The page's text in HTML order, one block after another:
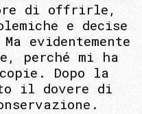
di offrirle,
e decise
evidentemente
perché mi ha
Dopo la
il dovere di